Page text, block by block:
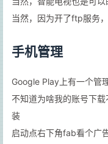
当然，因为开了ftp服务
手机管理
Google Play上有一个管
不知道为啥我的账号下
装
启动点右下角fab看个广